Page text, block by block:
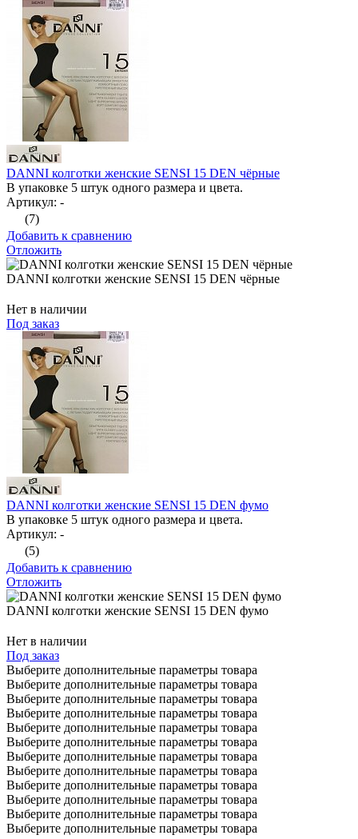
DANNI колготки женские SENSI 15 DEN чёрные
В упаковке 5 штук одного размера и цвета.
Артикул: -
(7)
Добавить к сравнению
Отложить
DANNI колготки женские SENSI 15 DEN чёрные
Нет в наличии
Под заказ
DANNI колготки женские SENSI 15 DEN фумо
В упаковке 5 штук одного размера и цвета.
Артикул: -
(5)
Добавить к сравнению
Отложить
DANNI колготки женские SENSI 15 DEN фумо
Нет в наличии
Под заказ
Выберите дополнительные параметры товара
Выберите дополнительные параметры товара
Выберите дополнительные параметры товара
Выберите дополнительные параметры товара
Выберите дополнительные параметры товара
Выберите дополнительные параметры товара
Выберите дополнительные параметры товара
Выберите дополнительные параметры товара
Выберите дополнительные параметры товара
Выберите дополнительные параметры товара
Выберите дополнительные параметры товара
Выберите дополнительные параметры товара